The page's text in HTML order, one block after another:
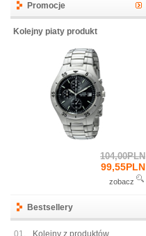
Promocje
Kolejny piaty produkt
104,00PLN
99,55PLN
zobacz
Bestsellery
01. Kolejny z produktów